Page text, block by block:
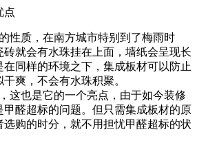
点
性质，在南方城市特别到了梅雨时
就会有水珠挂在上面，墙纸会呈现长
同样的环境之下，集成板材可以防止
爽，不会有水珠积聚。
这也是它的一个亮点，由于如今装修
甲醛超标的问题。但只需集成板材的原
购的时分，就不用担忧甲醛超标的状